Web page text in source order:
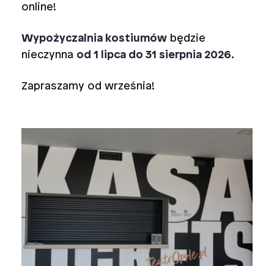
online!
Wypożyczalnia kostiumów będzie
nieczynna od 1 lipca do 31 sierpnia 2026.
Zapraszamy od września!